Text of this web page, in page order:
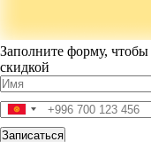
Заполните форму, чтобы
скидкой